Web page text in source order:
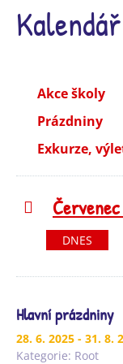
Akce školy
Prázdniny
Exkurze,
Předchozí
DNES
Hlavní prázdniny
28. 6. 2025 - 31. 8.
Kategorie: Root